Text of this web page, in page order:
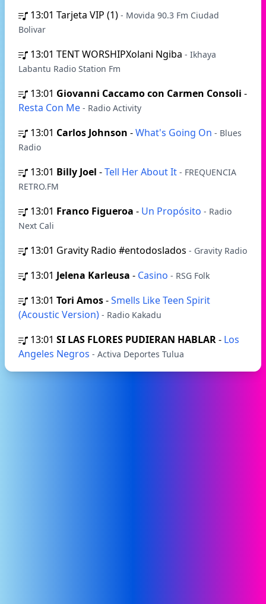
13:01 Tarjeta VIP (1) - Movida 90.3 Fm Ciudad
Bolivar
13:01 TENT WORSHIPXolani Ngiba - Ikhaya
Labantu Radio Station Fm
13:01 Giovanni Caccamo con Carmen Consoli -
Resta Con Me - Radio Activity
13:01 Carlos Johnson -What's Going On - Blues
Radio
13:01 Billy Joel -Tell Her About It - FREQUENCIA
RETRO.FM
13:01 Franco Figueroa - Un Propósito - Radio
Next Cali
13:01 Gravity Radio #entodoslados - Gravity Radio
13:01 Jelena Karleusa - Casino - RSG Folk
13:01 Tori Amos-Smells Like Teen Spirit
(Acoustic Version) - Radio Kakadu
13:01 SI LAS FLORES PUDIERAN HABLAR- Los
Angeles Negros - Activa Deportes Tulua